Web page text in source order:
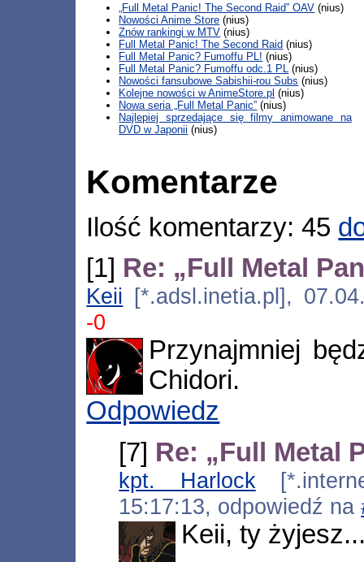
„Full Metal Panic! The Second Raid” OAV (nius)
Nowości Anime Store (nius)
Znów rankingi w MTV (nius)
Full Metal Panic! The Second Raid (nius)
Full Metal Panic? Fumoffu PL! (nius)
Full Metal Panic? Fumoffu odc.1 PL (nius)
Nowości fansubowe Sabishii-rou Subs (nius)
Kolejne nowości w AnimeStore.pl (nius)
Nowa seria „Full Metal Panic” (nius)
Najlepiej sprzedające się filmy animowane na
DVD w Japonii (nius)
Komentarze
Ilość komentarzy: 45
[1] Re: „Full Metal
Keii [*.adsl.inetia.pl],
-0
Przynajmniej
Chidori.
Odpowiedz
[7] Re: „Full Metal
kpt. Harlock
15:17:13, odpowiedź na
Keii, ty